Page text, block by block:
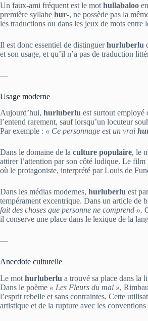
Un faux‑ami fréquent est le mot hullabaloo en
première syllabe hur‑, ne possède pas la
les traductions ou dans les jeux de mots entre
Il est donc essentiel de distinguerhurluberlu
et son usage, et qu’il n’a pas de traduction
—
Usage moderne
Aujourd’hui, hurluberlu est surtout employé
l’entend rarement, sauf lorsqu’un locuteur
Par exemple : « Ce personnage est un vrai
Dans le domaine de la culture populaire, le
attirer l’attention par son côté ludique. Le film
où le protagoniste, interprété par Louis de
Dans les médias modernes, hurluberlu est
tempérament excentrique. Dans un article de
fait des choses que personne ne comprend ».
il conserve une place dans le lexique de la
—
Anecdote culturelle
Le mot hurluberlu a trouvé sa place dans la
Dans le poème « Les Fleurs du mal »,
l’esprit rebelle et sans contraintes. Cette
artistique et de la rupture avec les conventions